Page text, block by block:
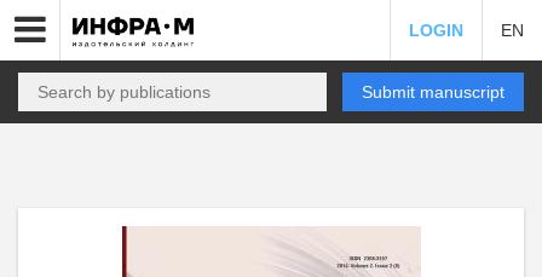
LOGIN EN
Submit manuscript